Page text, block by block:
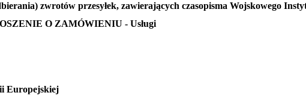
zwrotów przesyłek, zawierających czasopisma Wojskowego
O ZAMÓWIENIU - Usługi
Europejskiej